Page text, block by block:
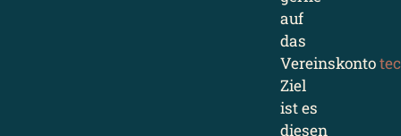
auf
das
Vereinskonto
Ziel
ist es
diesen